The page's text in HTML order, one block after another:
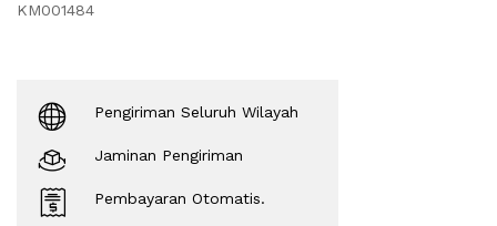
KM001484
Pengiriman Seluruh Wilayah
Jaminan Pengiriman
Pembayaran Otomatis.